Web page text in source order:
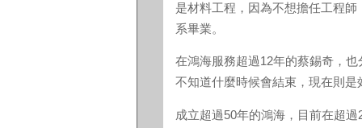
是材料工程，因為不想擔任工程
系畢業。
在鴻海服務超過12年的蔡錫奇，
不知道什麼時候會結束，現在則
成立超過50年的鴻海，目前在超